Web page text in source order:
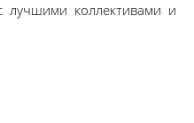
лучшими коллективами и